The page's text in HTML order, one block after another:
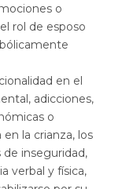
o
rol de esposo
en el
adicciones,
o
la crianza, los
inseguridad,
verbal y física,